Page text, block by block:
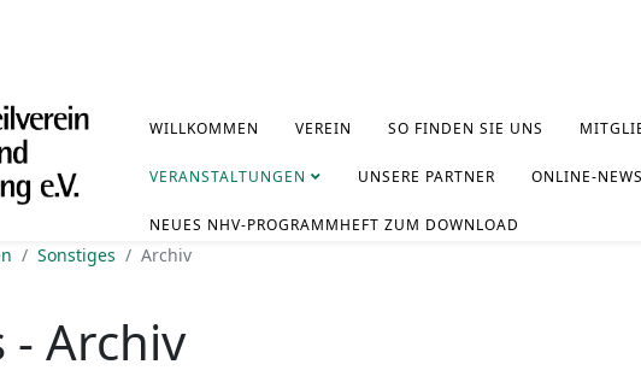
WILLKOMMEN VEREIN SO FINDEN SIE UNS
VERANSTALTUNGEN UNSERE PARTNER ONLINE-NEWS
NEUES NHV-PROGRAMMHEFT ZUM DOWNLOAD
Sonstiges Archiv
- Archiv